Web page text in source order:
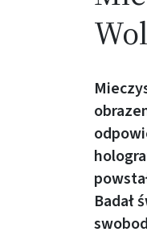
Badał